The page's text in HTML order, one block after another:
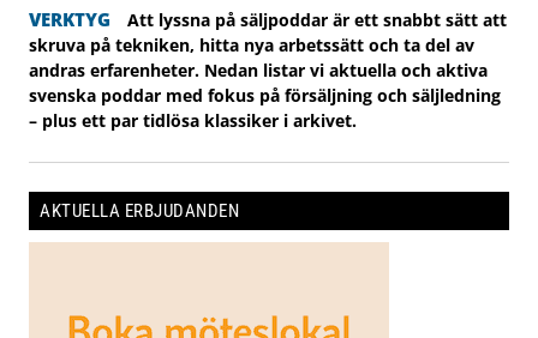
VERKTYG
Att lyssna på säljpoddar är ett snabbt sätt att
skruva på tekniken, hitta nya arbetssätt och ta del av
andras erfarenheter. Nedan listar vi aktuella och aktiva
svenska poddar med fokus på försäljning och säljledning
– plus ett par tidlösa klassiker i arkivet.
AKTUELLA ERBJUDANDEN